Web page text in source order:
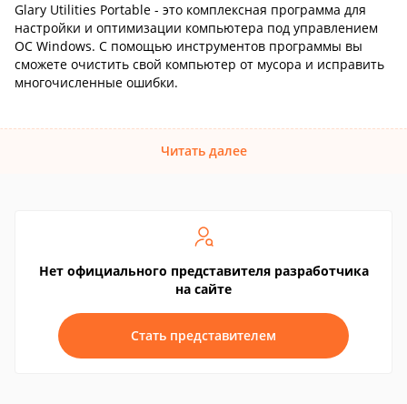
Glary Utilities Portable - это комплексная программа для
настройки и оптимизации компьютера под управлением
ОС Windows. С помощью инструментов программы вы
сможете очистить свой компьютер от мусора и исправить
многочисленные ошибки.
Читать далее
Нет официального представителя разработчика
на сайте
Стать представителем